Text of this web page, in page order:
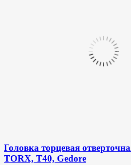
Головка торцевая
TORX, T40, Gedore